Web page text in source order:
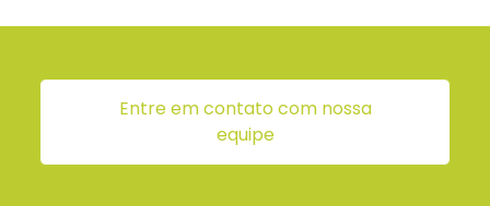
Entre em contato com nossa
equipe